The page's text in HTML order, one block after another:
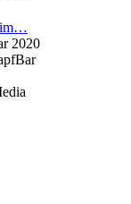
im…
2020